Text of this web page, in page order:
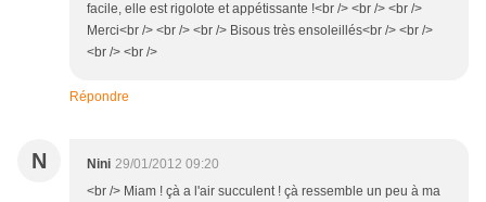
facile, elle est rigolote et appétissante !<br /> <br /> <br />
Merci<br /> <br /> <br /> Bisous très ensoleillés<br /> <br />
<br /> <br />
Répondre
N Nini 29/01/2012 09:20
<br /> Miam ! çà a l'air succulent ! çà ressemble un peu à ma